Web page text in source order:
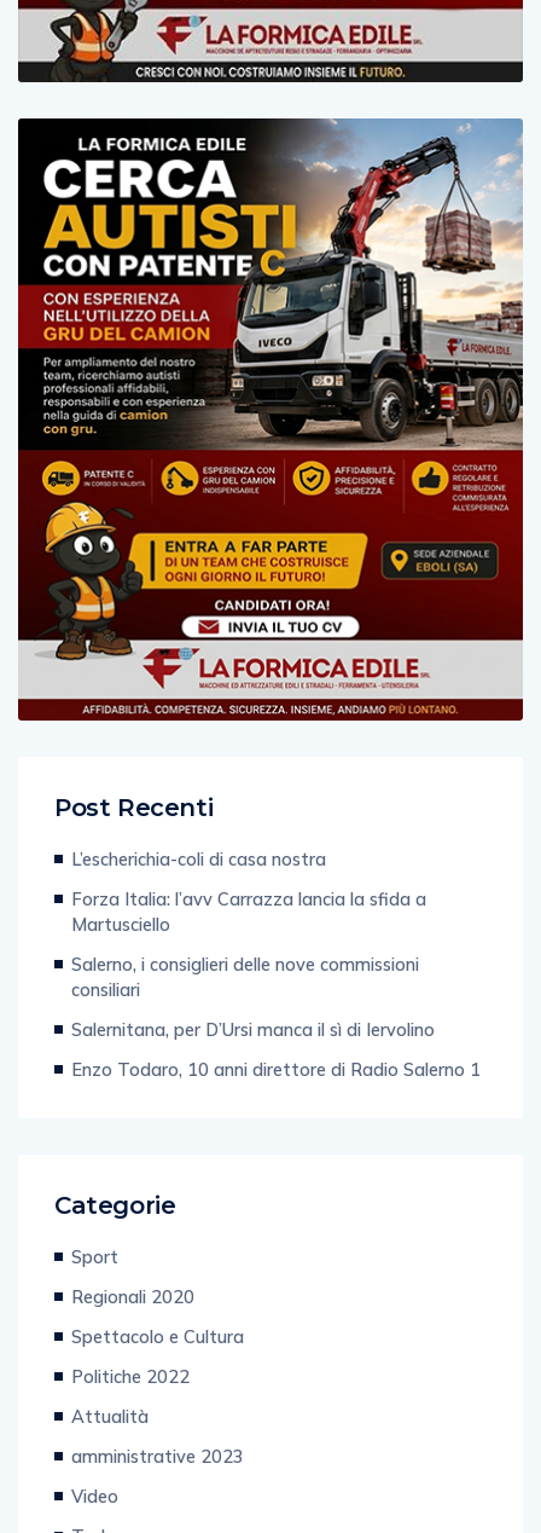
Post Recenti
L’escherichia-coli di casa nostra
Forza Italia: l’avv Carrazza lancia la sfida a
Martusciello
Salerno, i consiglieri delle nove commissioni
consiliari
Salernitana, per D’Ursi manca il sì di Iervolino
Enzo Todaro, 10 anni direttore di Radio Salerno 1
Categorie
Sport
Regionali 2020
Spettacolo e Cultura
Politiche 2022
Attualità
amministrative 2023
Video